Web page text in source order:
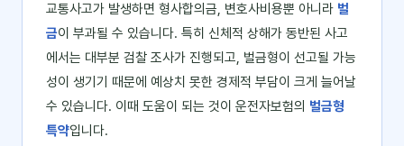
교통사고가 발생하면 형사합의금, 변호사비용뿐 아니라 벌
금이 부과될 수 있습니다. 특히 신체적 상해가 동반된 사고
에서는 대부분 검찰 조사가 진행되고, 벌금형이 선고될 가능
성이 생기기 때문에 예상치 못한 경제적 부담이 크게 늘어날
수 있습니다. 이때 도움이 되는 것이 운전자보험의 벌금형
특약입니다.